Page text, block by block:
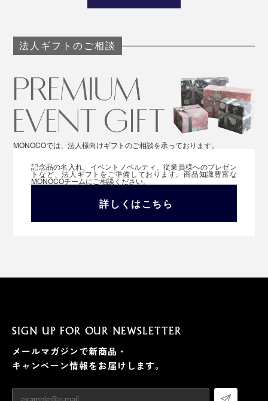
法人ギフトのご相談
MONOCOでは、法人様向けギフトのご相談を承っております。
記念品の名入れ、イベントノベルティ、従業員様へのプレゼン
トなど、法人ギフトをご準備しております。商品知識豊富な
MONOCOチームにご相談ください。
詳しくはこちら
SIGN UP FOR OUR NEWSLETTER
メールマガジンで新商品・
キャンペーン情報をお届けします。